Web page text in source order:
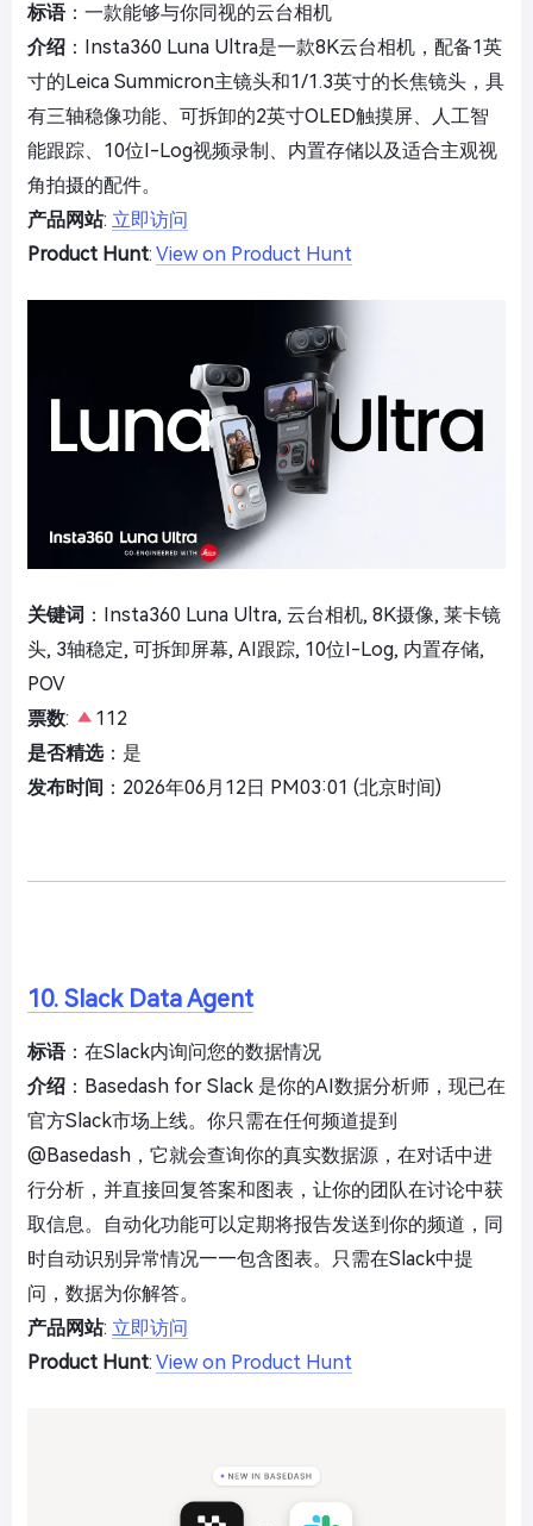
标语：一款能够与你同视的云台相机
介绍 ：Insta360 Luna Ultra是一款8K云台相机，配备1英
寸的Leica Summicron主镜头和1/1.3英寸的长焦镜头，具
有三轴稳像功能、可拆卸的2英寸OLED触摸屏、人工智
能跟踪、10位I-Log视频录制、内置存储以及适合主观视
角拍摄的配件。
产品网站: 立即访问
Product Hunt: View on Product Hunt
关键词 ：Insta360 Luna Ultra, 云台相机, 8K摄像, 莱卡镜
头, 3轴稳定, 可拆卸屏幕, AI跟踪, 10位I-Log, 内置存储,
POV
票数:
112
是否精选：是
发布时间 ：2026年06月12日 PM03:01 (北京时间)
10. Slack Data Agent
标语：在Slack内询问您的数据情况
介绍 ：Basedash for Slack 是你的AI数据分析师，现已在
官方Slack市场上线。你只需在任何频道提到
@Basedash，它就会查询你的真实数据源，在对话中进
行分析，并直接回复答案和图表，让你的团队在讨论中获
取信息。自动化功能可以定期将报告发送到你的频道，同
时自动识别异常情况——包含图表。只需在Slack中提
问，数据为你解答。
产品网站: 立即访问
Product Hunt: View on Product Hunt